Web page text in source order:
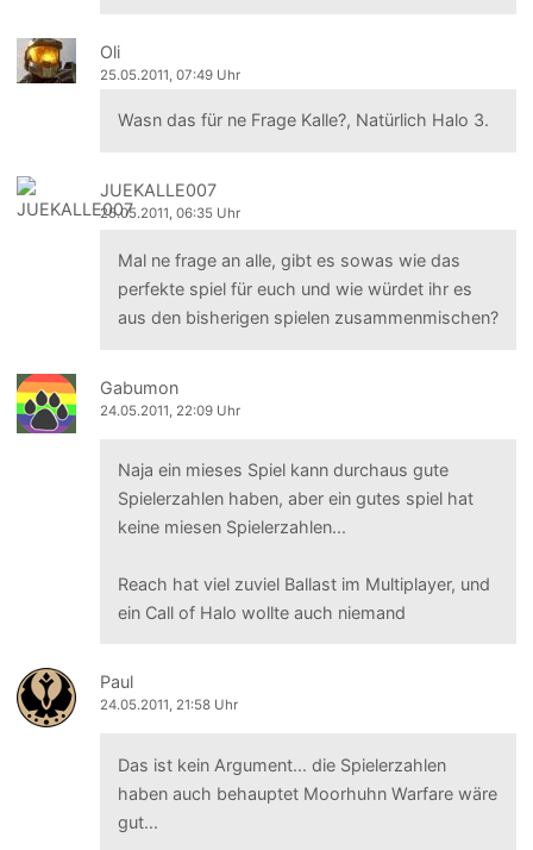
Oli
25.05.2011, 07:49 Uhr
Wasn das für ne Frage Kalle?, Natürlich Halo 3.
JUEKALLE007
25.05.2011, 06:35 Uhr
Mal ne frage an alle, gibt es sowas wie das
perfekte spiel für euch und wie würdet ihr es
aus den bisherigen spielen zusammenmischen?
Gabumon
24.05.2011, 22:09 Uhr
Naja ein mieses Spiel kann durchaus gute
Spielerzahlen haben, aber ein gutes spiel hat
keine miesen Spielerzahlen...
Reach hat viel zuviel Ballast im Multiplayer, und
ein Call of Halo wollte auch niemand
Paul
24.05.2011, 21:58 Uhr
Das ist kein Argument... die Spielerzahlen
haben auch behauptet Moorhuhn Warfare wäre
gut...